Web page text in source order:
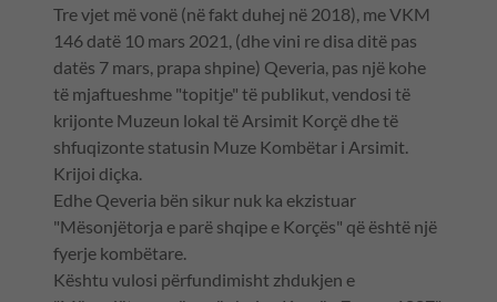
Tre vjet më vonë (në fakt duhej në 2018), me VKM
146 datë 10 mars 2021, (dhe vini re disa ditë pas
datës 7 mars, prapa shpine) Qeveria, pas një kohe
të mjaftueshme "topitje" të publikut, vendosi të
krijonte Muzeun lokal të Arsimit Korçë dhe të
shfuqizonte statusin Muze Kombëtar i Arsimit.
Krijoi diçka.
Edhe Qeveria bën sikur nuk ka ekzistuar
"Mësonjëtorja e parë shqipe e Korçës" që është një
fyerje kombëtare.
Kështu vulosi përfundimisht zhdukjen e